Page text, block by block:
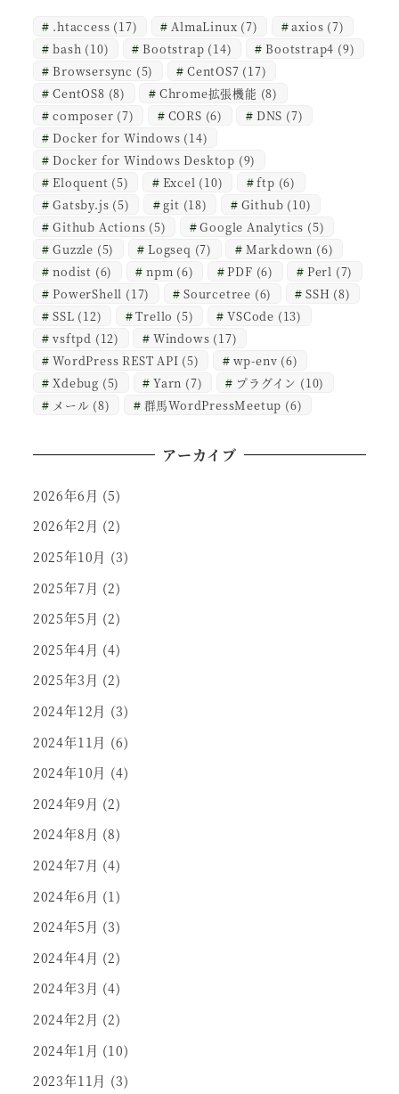
.htaccess (17) AlmaLinux (7) axios (7)
bash (10) Bootstrap (14) Bootstrap4 (9)
Browsersync (5) CentOS7 (17)
CentOS8 (8) Chrome拡張機能 (8)
composer (7) CORS (6) DNS (7)
Docker for Windows (14)
Docker for Windows Desktop (9)
Eloquent (5) Excel (10) ftp (6)
Gatsby.js (5) git (18) Github (10)
Github Actions (5) Google Analytics (5)
Guzzle (5) Logseq (7) Markdown (6)
nodist (6) npm (6) PDF (6) Perl (7)
PowerShell (17) Sourcetree (6) SSH (8)
SSL (12) Trello (5) VSCode (13)
vsftpd (12) Windows (17)
WordPress REST API (5) wp-env (6)
Xdebug (5) Yarn (7) プラグイン (10)
メール (8) 群馬WordPressMeetup (6)
アーカイブ
2026年6月 (5)
2026年2月 (2)
2025年10月 (3)
2025年7月 (2)
2025年5月 (2)
2025年4月 (4)
2025年3月 (2)
2024年12月 (3)
2024年11月 (6)
2024年10月 (4)
2024年9月 (2)
2024年8月 (8)
2024年7月 (4)
2024年6月 (1)
2024年5月 (3)
2024年4月 (2)
2024年3月 (4)
2024年2月 (2)
2024年1月 (10)
2023年11月 (3)